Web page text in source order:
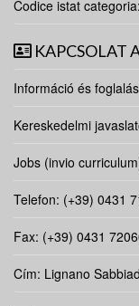
Codice istat
KAPCSOLAT
Információ és
Kereskedelmi
Jobs (invio
Telefon: (+39) 0431
Fax: (+39) 0431
Cím: Lignano